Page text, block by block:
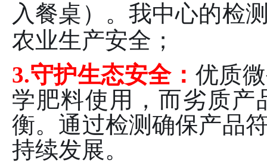
入餐桌）。我中心的检
农业生产安全；
3.守护生态安全： 优质
学肥料使用，而劣质产
衡。通过检测确保产品
持续发展。